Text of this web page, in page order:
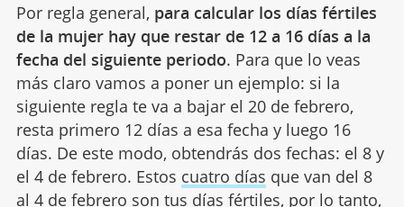
Por regla general, para calcular los días fértiles
de la mujer hay que restar de 12 a 16 días a la
fecha del siguiente periodo. Para que lo veas
más claro vamos a poner un ejemplo: si la
siguiente regla te va a bajar el 20 de febrero,
resta primero 12 días a esa fecha y luego 16
días. De este modo, obtendrás dos fechas: el 8 y
el 4 de febrero. Estos cuatro días que van del 8
al 4 de febrero son tus días fértiles, por lo tanto,